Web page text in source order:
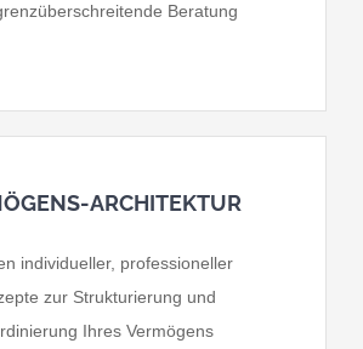
Beratung
ARCHITEKTUR
individueller, professioneller
zur Strukturierung und
Ihres Vermögens